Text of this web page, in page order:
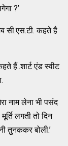
?’
सी.एस.टी. कहते है
हैं..शार्ट एंड स्वीट
नाम लेना भी पसंद
लगती तो दिन
तुनककर बोली.’